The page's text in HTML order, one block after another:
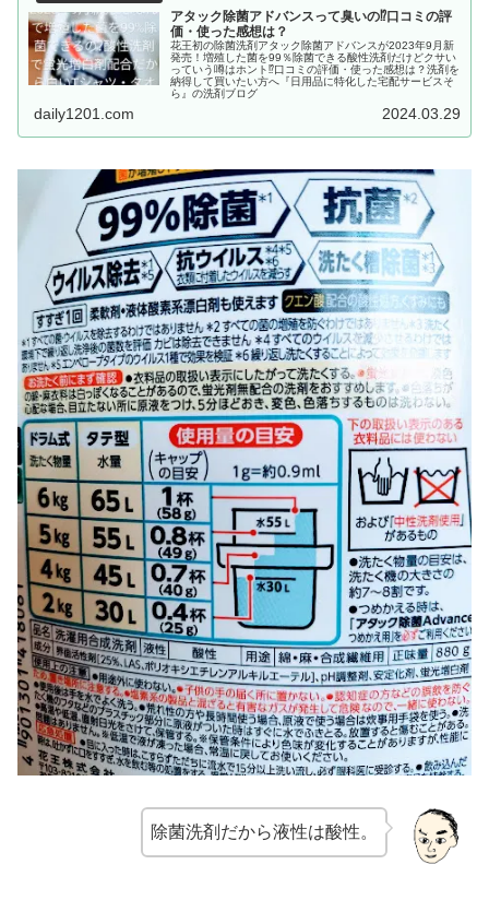
アタック除菌アドバンスって臭いの⁉口コミの評
価・使った感想は？
花王初の除菌洗剤アタック除菌アドバンスが2023年9月新
発売！増殖した菌を99％除菌できる酸性洗剤だけどクサい
っていう噂はホント⁉口コミの評価・使った感想は？洗剤を
納得して買いたい方へ『日用品に特化した宅配サービスそ
ら』の洗剤ブログ
daily1201.com 2024.03.29
除菌洗剤だから液性は酸性。